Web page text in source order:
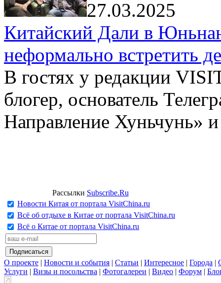
27.03.2025
Китайский Дали в
неформально встретить
В гостях у редакции
блогер, основатель
Направление Хуньчунь»
Рассылки Subscribe.Ru
Новости Китая от портала VisitChina.ru
Всё об отдыхе в Китае от портала VisitChina.ru
Всё о Китае от портала VisitChina.ru
О проекте | Новости и события | Статьи | Интересное | Города |
Услуги | Визы и посольства | Фотогалереи | Видео | Форум |